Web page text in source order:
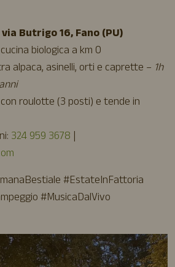
Butrigo 16, Fano (PU)
biologica a km 0
alpaca, asinelli, orti e caprette – 1h
con roulotte (3 posti) e tende in
324 959 3678 |
#EstateInFattoria
#MusicaDalVivo